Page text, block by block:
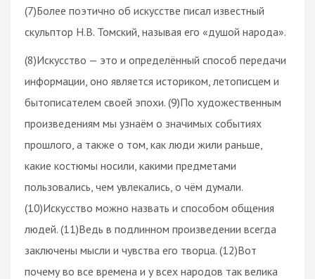
(7)Более поэтично об искусстве писал известный
скульптор Н.В. Томский, называя его «душой народа».
(8)Искусство — это и определённый способ передачи
информации, оно является историком, летописцем и
бытописателем своей эпохи. (9)По художественным
произведениям мы узнаём о значимых событиях
прошлого, а также о том, как люди жили раньше,
какие костюмы носили, какими предметами
пользовались, чем увлекались, о чём думали.
(10)Искусство можно назвать и способом общения
людей. (11)Ведь в подлинном произведении всегда
заключены мысли и чувства его творца. (12)Вот
почему во все времена и у всех народов так велика